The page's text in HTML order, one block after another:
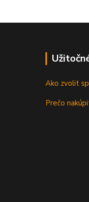
Ako zvolit
Prečo